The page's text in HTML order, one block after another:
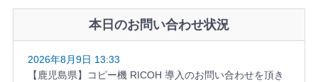
本日のお問い合わせ状況
2026年8月9日 13:33
【鹿児島県】コピー機 RICOH 導入のお問い合わせを頂き